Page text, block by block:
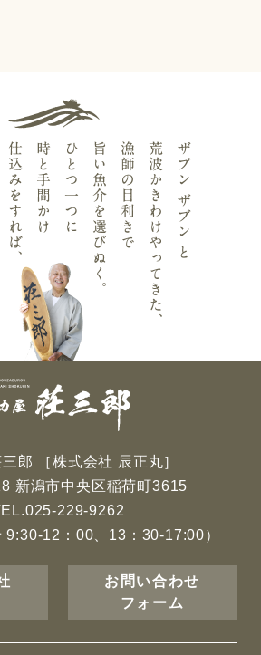
郎 ［株式会社 辰正丸］
新潟市中央区稲荷町3615
025-229-9262
9:30-12：00、13：30-17:00）
お問い合わせ
フォーム